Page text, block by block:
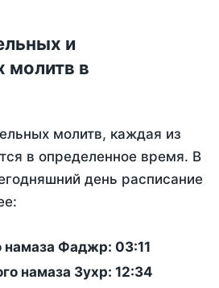
и
молитв в
молитв, каждая из
в определенное время. В
день расписание
намаза Фаджр: 03:11
намаза Зухр: 12:34